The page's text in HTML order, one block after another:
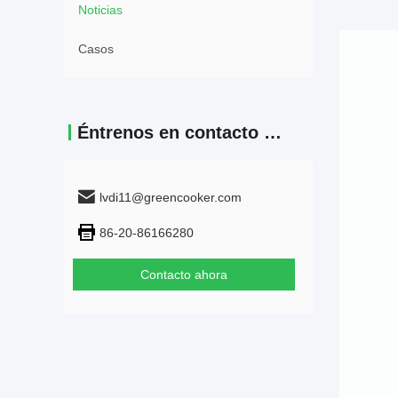
Noticias
Casos
Éntrenos en contacto con
lvdi11@greencooker.com
86-20-86166280
Contacto ahora